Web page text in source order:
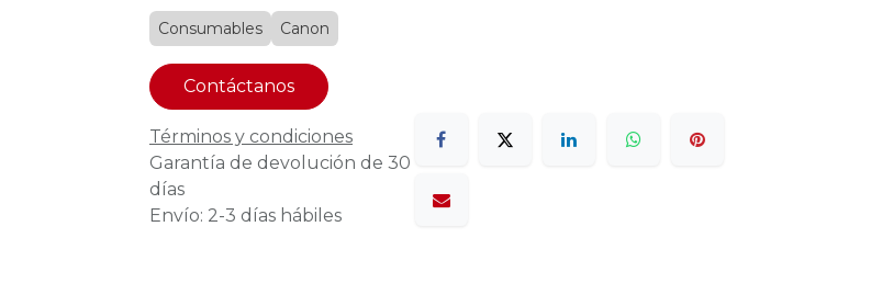
Consumables Canon
Contáctanos
Términos y condiciones
Garantía de devolución de 30
días
Envío: 2-3 días hábiles